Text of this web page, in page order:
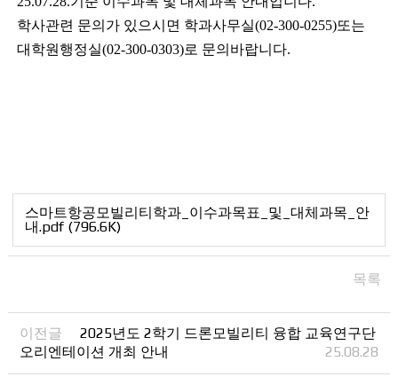
학사관련 문의가 있으시면 학과사무실(02-300-0255)또는
대학원행정실(02-300-0303)로 문의바랍니다.
스마트항공모빌리티학과_이수과목표_및_대체과목_안
내.pdf (796.6K)
목록
이전글
2025년도 2학기 드론모빌리티 융합 교육연구단
오리엔테이션 개최 안내
25.08.28